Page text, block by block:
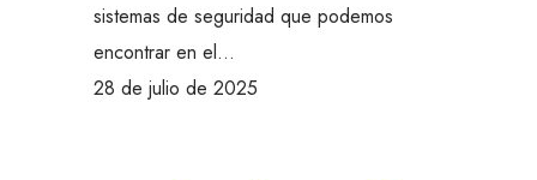
sistemas de seguridad que podemos
encontrar en el…
28 de julio de 2025